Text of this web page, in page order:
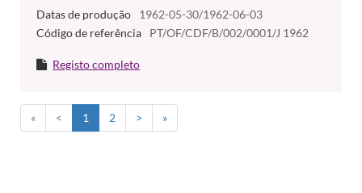
Datas de produção
1962-05-30/1962-06-03
Código de referência
PT/OF/CDF/B/002/0001/J 1962
Registo completo
« < 1 2 > »